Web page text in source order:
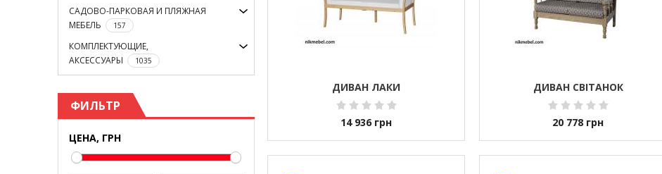
САДОВО-ПАРКОВАЯ И ПЛЯЖНАЯ
МЕБЕЛЬ
157
КОМПЛЕКТУЮЩИЕ,
АКСЕССУАРЫ
1035
ФИЛЬТР
ЦЕНА, ГРН
ДИВАН ЛАКИ
14 936 грн
ДИВАН СВІТАНОК
20 778 грн